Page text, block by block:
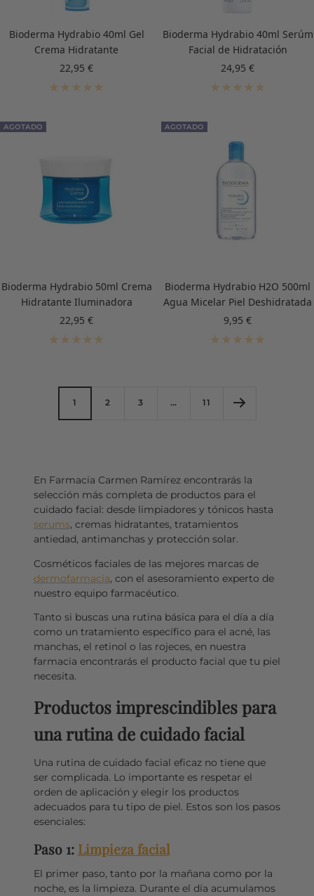
Bioderma Hydrabio 40ml Gel
Crema Hidratante
Precio
de
22,95 €
Bioderma Hydrabio 40ml Serúm
Facial de Hidratación
Precio
de
24,95 €
AGOTADO
Bioderma Hydrabio 50ml Crema
Hidratante Iluminadora
Precio
de
22,95 €
AGOTADO
Bioderma Hydrabio H2O 500ml
Agua Micelar Piel Deshidratada
Precio
de
9,95 €
1 2 3 … 11
En Farmacia Carmen Ramírez encontrarás la
selección más completa de productos para el
cuidado facial: desde limpiadores y tónicos hasta
serums, cremas hidratantes, tratamientos
antiedad, antimanchas y protección solar.
Cosméticos faciales de las mejores marcas de
dermofarmacia, con el asesoramiento experto de
nuestro equipo farmacéutico.
Tanto si buscas una rutina básica para el día a día
como un tratamiento específico para el acné, las
manchas, el retinol o las rojeces, en nuestra
farmacia encontrarás el producto facial que tu piel
necesita.
Productos imprescindibles para
una rutina de cuidado facial
Una rutina de cuidado facial eficaz no tiene que
ser complicada. Lo importante es respetar el
orden de aplicación y elegir los productos
adecuados para tu tipo de piel. Estos son los pasos
esenciales:
Paso 1: Limpieza facial
El primer paso, tanto por la mañana como por la
noche, es la limpieza. Durante el día acumulamos